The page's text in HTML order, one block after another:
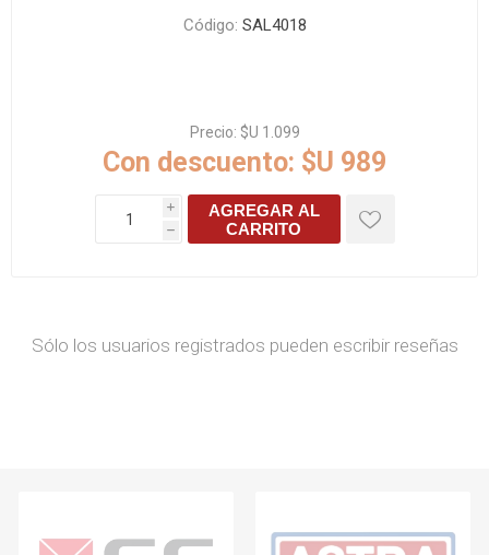
Código: SAL4018
Precio: $U 1.099
Con descuento: $U 989
i
h
AGREGAR AL
CARRITO
Sólo los usuarios registrados pueden escribir reseñas